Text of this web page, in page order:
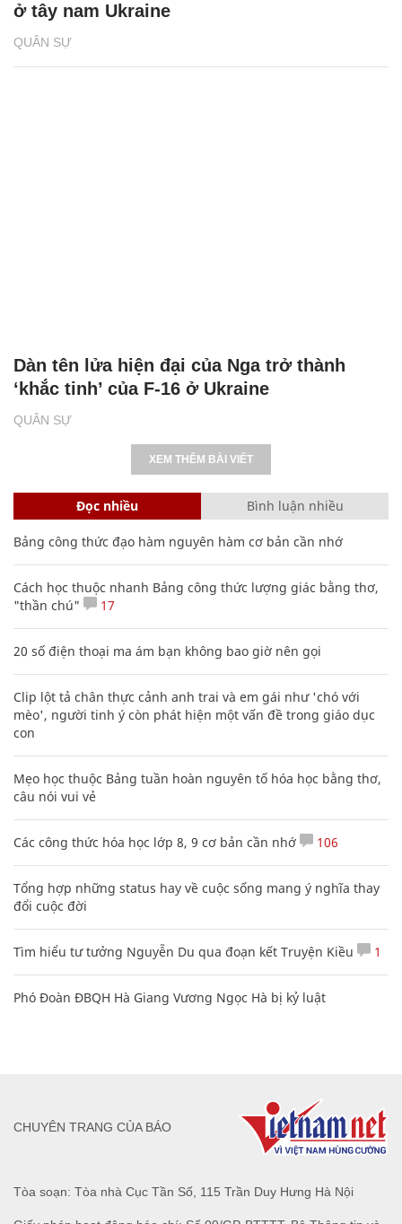
QUÂN SỰ
ở tây nam Ukraine
QUÂN SỰ
Dàn tên lửa hiện đại của Nga trở thành
‘khắc tinh’ của F-16 ở Ukraine
XEM THÊM BÀI VIẾT
Đọc nhiều Bình luận nhiều
Bảng công thức đạo hàm nguyên hàm cơ bản cần nhớ
Cách học thuộc nhanh Bảng công thức lượng giác bằng thơ,
"thần chú"
17
20 số điện thoại ma ám bạn không bao giờ nên gọi
Clip lột tả chân thực cảnh anh trai và em gái như 'chó với
mèo', người tinh ý còn phát hiện một vấn đề trong giáo dục
con
Mẹo học thuộc Bảng tuần hoàn nguyên tố hóa học bằng thơ,
câu nói vui vẻ
Các công thức hóa học lớp 8, 9 cơ bản cần nhớ 106
Tổng hợp những status hay về cuộc sống mang ý nghĩa thay
đổi cuộc đời
Tìm hiểu tư tưởng Nguyễn Du qua đoạn kết Truyện Kiều 1
Phó Đoàn ĐBQH Hà Giang Vương Ngọc Hà bị kỷ luật
Tòa soạn: Tòa nhà Cục Tần Số, 115 Trần Duy Hưng Hà Nội
CHUYÊN TRANG CỦA BÁO